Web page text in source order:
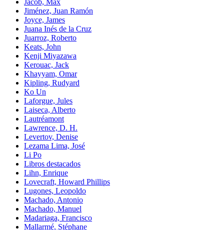
Jiménez, Juan Ramón
Joyce, James
Juana Inés de la Cruz
Juarroz, Roberto
Keats, John
Kenji Miyazawa
Kerouac, Jack
Khayyam, Omar
Kipling, Rudyard
Ko Un
Laforgue, Jules
Laiseca, Alberto
Lautréamont
Lawrence, D. H.
Levertov, Denise
Lezama Lima, José
Li Po
Libros destacados
Lihn, Enrique
Lovecraft, Howard Phillips
Lugones, Leopoldo
Machado, Antonio
Machado, Manuel
Madariaga, Francisco
Mallarmé, Stéphane